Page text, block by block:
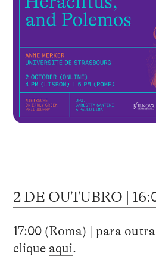
2 DE OUTUBRO |
17:00 (Roma) | para
clique aqui.